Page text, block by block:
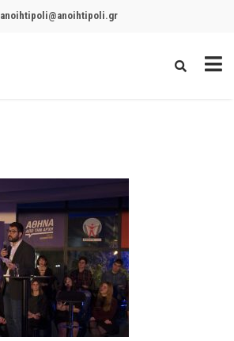
anoihtipoli@anoihtipoli.gr